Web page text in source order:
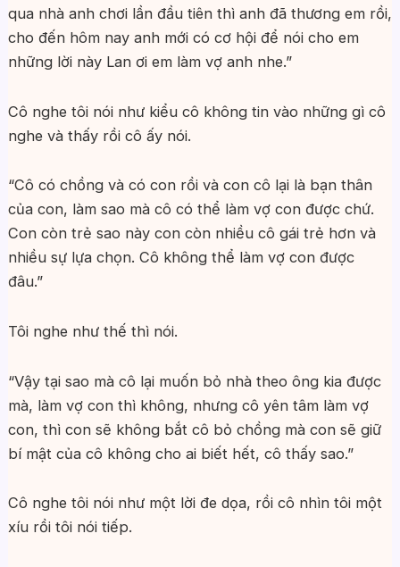
qua nhà anh chơi lần đầu tiên thì anh đã thương em rồi,
cho đến hôm nay anh mới có cơ hội để nói cho em
những lời này Lan ơi em làm vợ anh nhe.”
Cô nghe tôi nói như kiểu cô không tin vào những gì cô
nghe và thấy rồi cô ấy nói.
“Cô có chồng và có con rồi và con cô lại là bạn thân
của con, làm sao mà cô có thể làm vợ con được chứ.
Con còn trẻ sao này con còn nhiều cô gái trẻ hơn và
nhiều sự lựa chọn. Cô không thể làm vợ con được
đâu.”
Tôi nghe như thế thì nói.
“Vậy tại sao mà cô lại muốn bỏ nhà theo ông kia được
mà, làm vợ con thì không, nhưng cô yên tâm làm vợ
con, thì con sẽ không bắt cô bỏ chồng mà con sẽ giữ
bí mật của cô không cho ai biết hết, cô thấy sao.”
Cô nghe tôi nói như một lời đe dọa, rồi cô nhìn tôi một
xíu rồi tôi nói tiếp.